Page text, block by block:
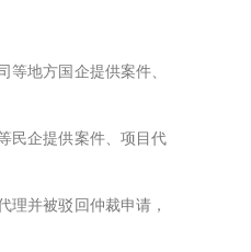
地方国企提供案件、
民企提供案件、项目代
理并被驳回仲裁申请，